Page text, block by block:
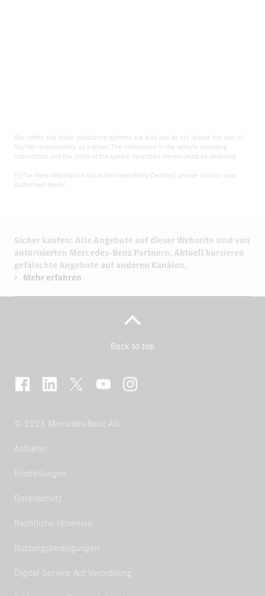
Our safety and driver assistance systems are aids and do not relieve the user of
his/her responsibility as a driver. The information in the vehicle operating
instructions and the limits of the system described therein must be observed.
[1] For more information about Mercedes-Benz Certified, please contact your
authorised dealer.
Sicher kaufen: Alle Angebote auf dieser Webseite sind von
autorisierten Mercedes-Benz Partnern. Aktuell kursieren
gefälschte Angebote auf anderen Kanälen.
Mehr erfahren
Back to top
© 2026 Mercedes-Benz AG.
Anbieter
Einstellungen
Datenschutz
Rechtliche Hinweise
Nutzungsbedingungen
Digital Service Act Verordnung